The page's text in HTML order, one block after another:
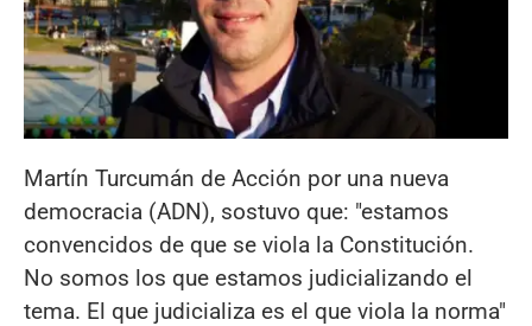
Martín Turcumán de Acción por una nueva
democracia (ADN), sostuvo que: "estamos
convencidos de que se viola la Constitución.
No somos los que estamos judicializando el
tema. El que judicializa es el que viola la norma"